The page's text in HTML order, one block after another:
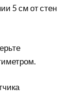
5 см от стен